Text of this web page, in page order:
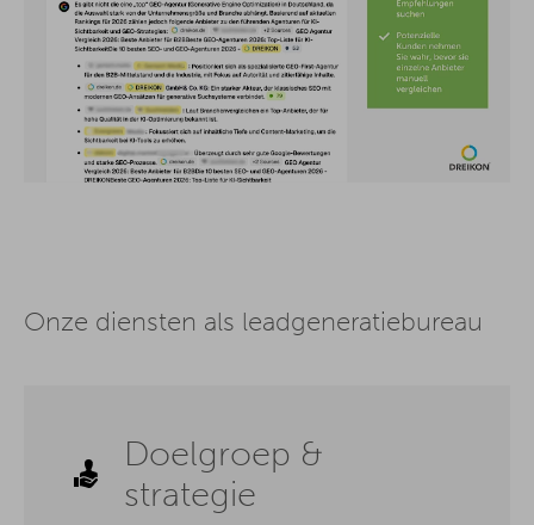
Onze diensten als leadgeneratiebureau
Doelgroep &
strategie